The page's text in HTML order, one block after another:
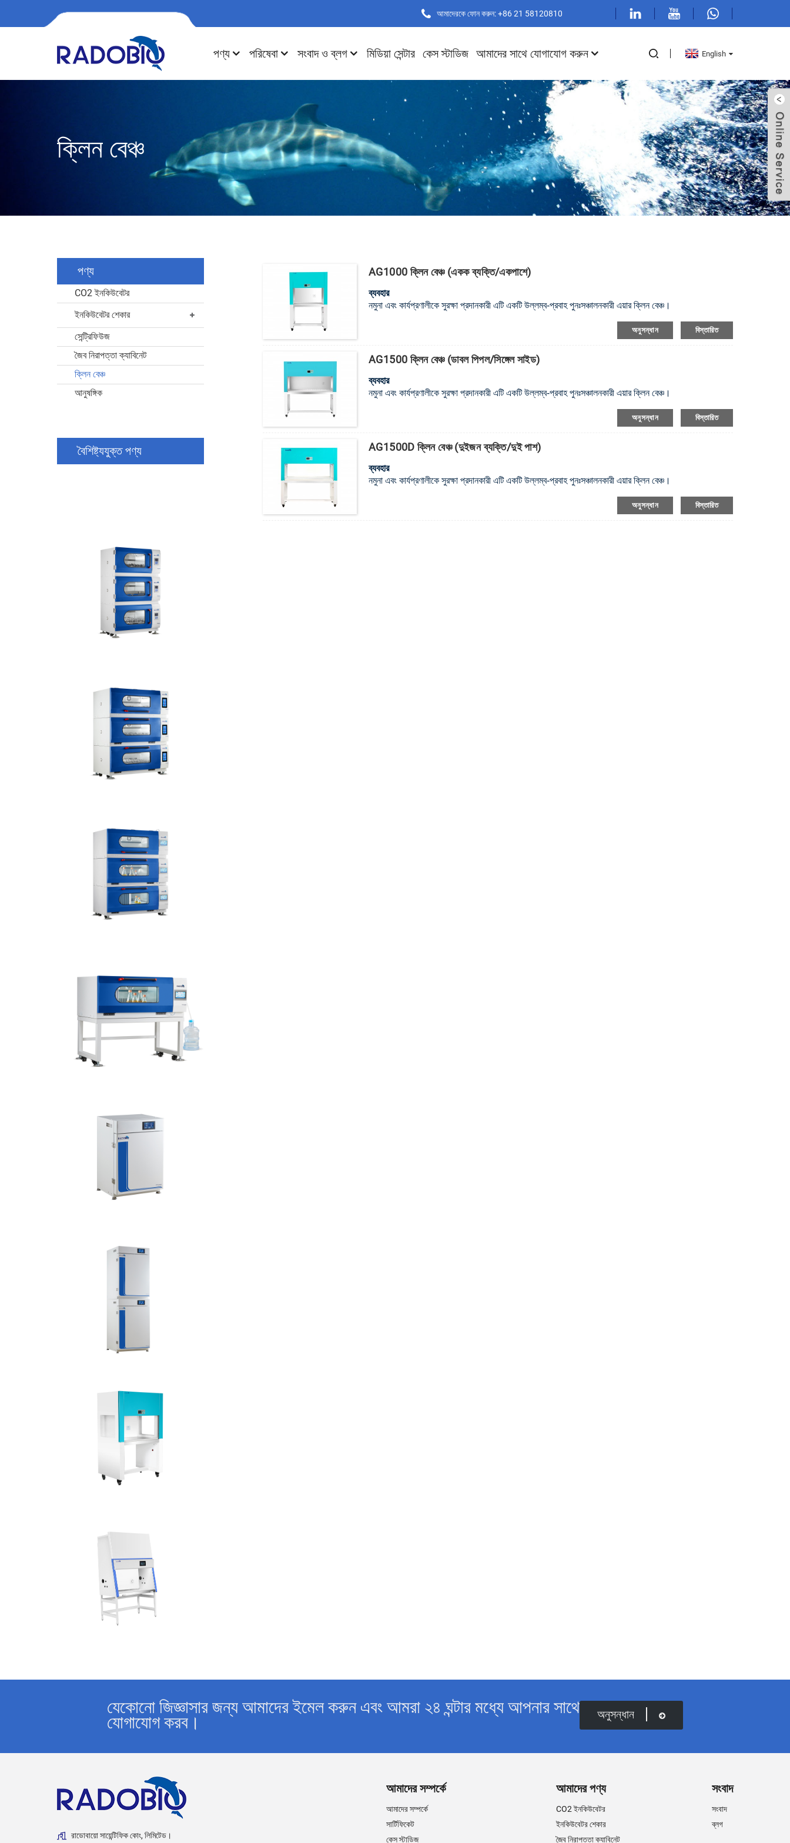
আমাদেরকে ফোন করুন: +86 21 58120810
পণ্য পরিষেবা সংবাদ ও ব্লগ মিডিয়া সেন্টার কেস স্টাডিজ আমাদের সাথে যোগাযোগ করুন English
ক্লিন বেঞ্চ
পণ্য
CO2 ইনকিউবেটর
ইনকিউবেটর শেকার
সেন্ট্রিফিউজ
জৈব নিরাপত্তা ক্যাবিনেট
ক্লিন বেঞ্চ
আনুষঙ্গিক
বৈশিষ্ট্যযুক্ত পণ্য
AG1000 ক্লিন বেঞ্চ (একক ব্যক্তি/একপাশে)
ব্যবহার
নমুনা এবং কার্যপ্রণালীকে সুরক্ষা প্রদানকারী এটি একটি উল্লম্ব-প্রবাহ পুনঃসঞ্চালনকারী এয়ার ক্লিন বেঞ্চ।
অনুসন্ধান বিস্তারিত
AG1500 ক্লিন বেঞ্চ (ডাবল পিপল/সিঙ্গেল সাইড)
ব্যবহার
নমুনা এবং কার্যপ্রণালীকে সুরক্ষা প্রদানকারী এটি একটি উল্লম্ব-প্রবাহ পুনঃসঞ্চালনকারী এয়ার ক্লিন বেঞ্চ।
অনুসন্ধান বিস্তারিত
AG1500D ক্লিন বেঞ্চ (দুইজন ব্যক্তি/দুই পাশ)
ব্যবহার
নমুনা এবং কার্যপ্রণালীকে সুরক্ষা প্রদানকারী এটি একটি উল্লম্ব-প্রবাহ পুনঃসঞ্চালনকারী এয়ার ক্লিন বেঞ্চ।
অনুসন্ধান বিস্তারিত
যেকোনো জিজ্ঞাসার জন্য আমাদের ইমেল করুন এবং আমরা ২৪ ঘন্টার মধ্যে আপনার সাথে
যোগাযোগ করব। অনুসন্ধান
রাডোবায়ো সায়েন্টিফিক কোং, লিমিটেড।
আমাদের সম্পর্কে
আমাদের সম্পর্কে
সার্টিফিকেট
কেস স্টাডিজ
আমাদের পণ্য
CO2 ইনকিউবেটর
ইনকিউবেটর শেকার
জৈব নিরাপত্তা ক্যাবিনেট
সংবাদ
সংবাদ
ব্লগ